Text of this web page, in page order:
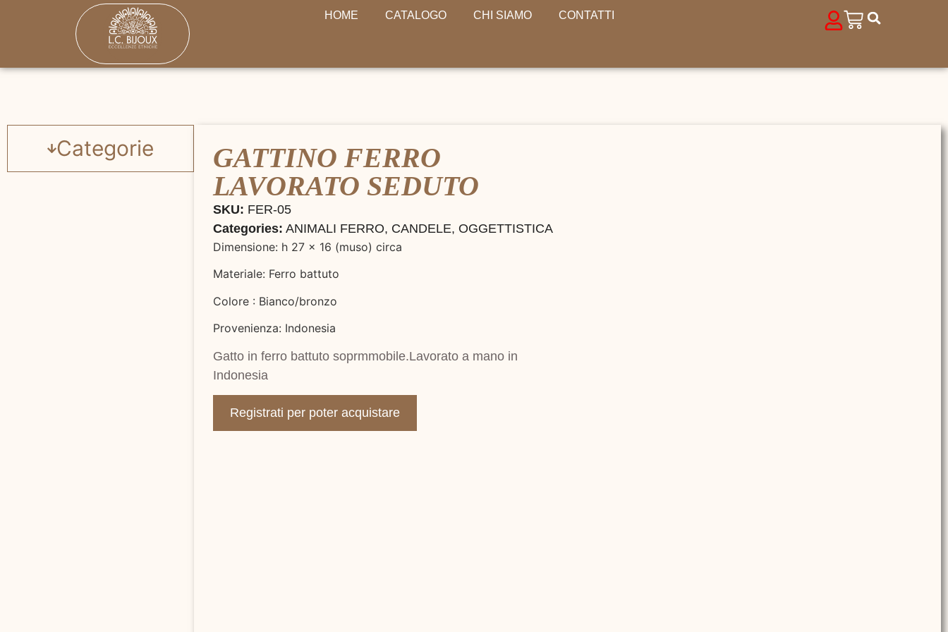
HOME CATALOGO CHI SIAMO CONTATTI
Categorie
GATTINO FERRO
LAVORATO SEDUTO
SKU: FER-05
Categories: ANIMALI FERRO, CANDELE, OGGETTISTICA
Dimensione: h 27 x 16 (muso) circa
Materiale: Ferro battuto
Colore : Bianco/bronzo
Provenienza: Indonesia
Gatto in ferro battuto soprmmobile.Lavorato a mano in
Indonesia
Registrati per poter acquistare